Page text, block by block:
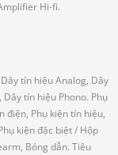
Hi-fi.
tín hiệu Analog, Dây
tín hiệu Phono. Phụ
điện, Phụ kiện tín hiệu,
kiện đặc biệt/ Hộp
Bóng dẫn. Tiêu